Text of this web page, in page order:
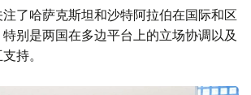
了哈萨克斯坦和沙特阿拉伯在国际和区
别是两国在多边平台上的立场协调以及
持。